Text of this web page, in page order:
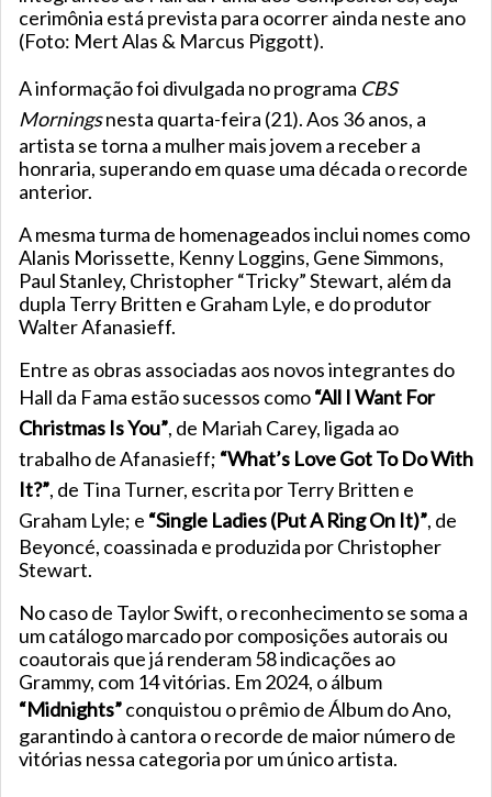
cerimônia está prevista para ocorrer ainda neste ano
(Foto: Mert Alas & Marcus Piggott).
A informação foi divulgada no programa CBS
Morningsnesta quarta-feira (21). Aos 36 anos, a
artista se torna a mulher mais jovem a receber a
honraria, superando em quase uma década o recorde
anterior.
A mesma turma de homenageados inclui nomes como
Alanis Morissette, Kenny Loggins, Gene Simmons,
Paul Stanley, Christopher “Tricky” Stewart, além da
dupla Terry Britten e Graham Lyle, e do produtor
Walter Afanasieff.
Entre as obras associadas aos novos integrantes do
Hall da Fama estão sucessos como“All I Want For
Christmas Is You”, de Mariah Carey, ligada ao
trabalho de Afanasieff; “What’s Love Got To Do With
It?”, de Tina Turner, escrita por Terry Britten e
Graham Lyle; e “Single Ladies (Put A Ring On It)”, de
Beyoncé, coassinada e produzida por Christopher
Stewart.
No caso de Taylor Swift, o reconhecimento se soma a
um catálogo marcado por composições autorais ou
coautorais que já renderam 58 indicações ao
Grammy, com 14 vitórias. Em 2024, o álbum
“Midnights”conquistou o prêmio de Álbum do Ano,
garantindo à cantora o recorde de maior número de
vitórias nessa categoria por um único artista.